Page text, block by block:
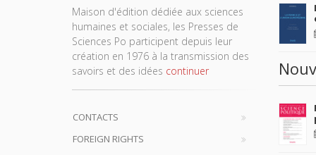
Maison d'édition dédiée aux sciences
humaines et sociales, les Presses de
Sciences Po participent depuis leur
création en 1976 à la transmission des
savoirs et des idées continuer
CONTACTS
FOREIGN RIGHTS